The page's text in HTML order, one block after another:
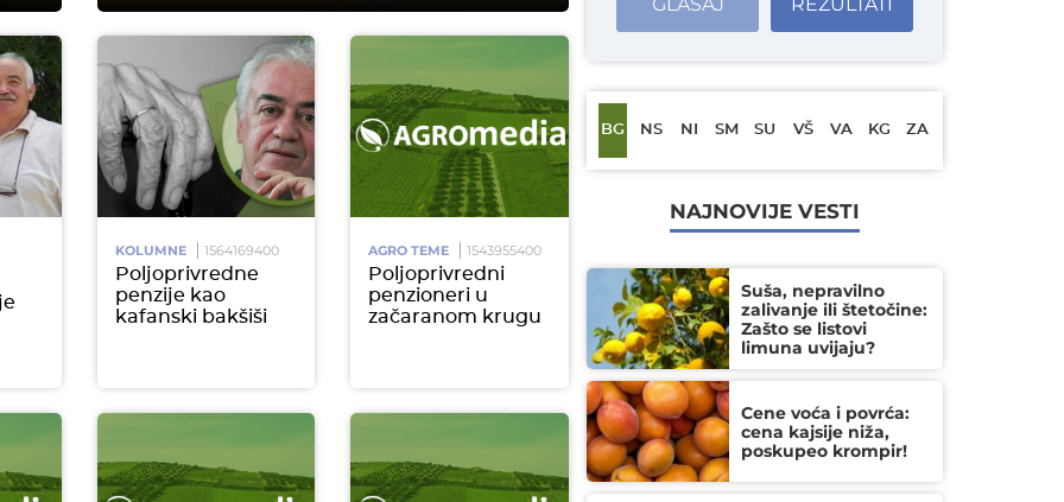
KOLUMNE 1564169400
Poljoprivredne
penzije kao
kafanski bakšiši
AGRO TEME 1543955400
Poljoprivredni
penzioneri u
začaranom krugu
BG NS NI SM SU VŠ VA KG ZA
NAJNOVIJE VESTI
Suša, nepravilno
zalivanje ili štetočine:
Zašto se listovi
limuna uvijaju?
Cene voća i povrća:
cena kajsije niža,
poskupeo krompir!